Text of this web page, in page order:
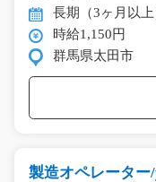
長期（3ヶ月以上
時給1,150円
群馬県太田市
製造オペレーター